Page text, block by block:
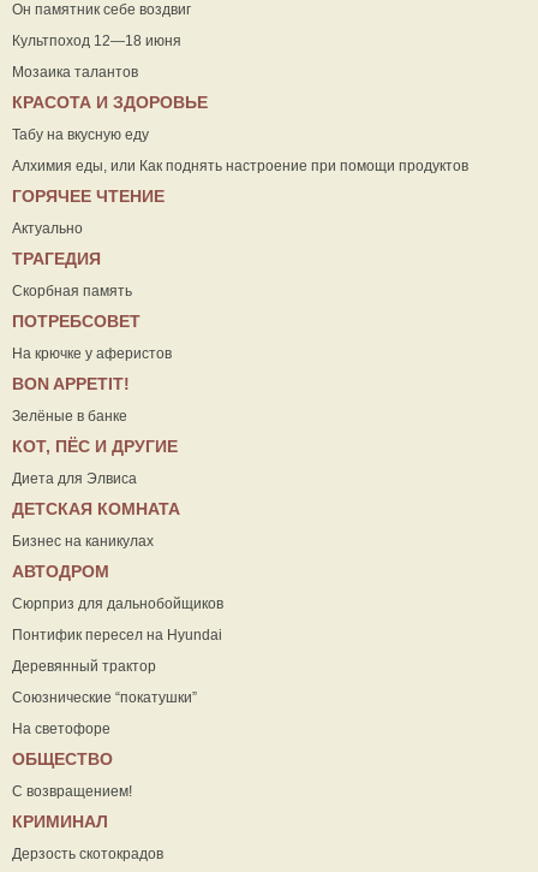
Он памятник себе воздвиг
Культпоход 12—18 июня
Мозаика талантов
КРАСОТА И ЗДОРОВЬЕ
Табу на вкусную еду
Алхимия еды, или Как поднять настроение при помощи продуктов
ГОРЯЧЕЕ ЧТЕНИЕ
Актуально
ТРАГЕДИЯ
Скорбная память
ПОТРЕБСОВЕТ
На крючке у аферистов
ВON APPETIT!
Зелёные в банке
КОТ, ПЁС И ДРУГИЕ
Диета для Элвиса
ДЕТСКАЯ КОМНАТА
Бизнес на каникулах
АВТОДРОМ
Сюрприз для дальнобойщиков
Понтифик пересел на Hyundai
Деревянный трактор
Союзнические “покатушки”
На светофоре
ОБЩЕСТВО
С возвращением!
КРИМИНАЛ
Дерзость скотокрадов